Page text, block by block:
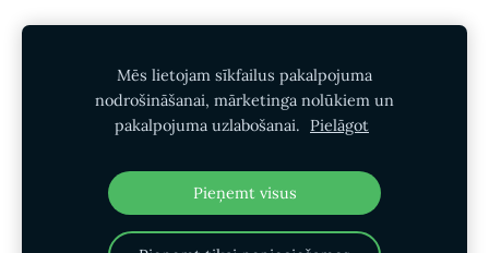
Lietošanas noteikumi
Privātuma politika
Sīkdatnes
Mēs lietojam sīkfailus pakalpojuma
nodrošināšanai, mārketinga nolūkiem un
pakalpojuma uzlabošanai.
Pielāgot
Pieņemt visus